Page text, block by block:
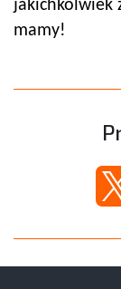
jakichkolwiek
mamy!